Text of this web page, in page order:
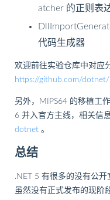
atcher 的正则表
代码生成器
欢迎前往实验仓库中对应
https://github.com/
另外，MIPS64 的移植工
6 并入官方主线，相关信
dotnet 。
总结
.NET 5 有很多的没有公开
虽然没有正式发布的现阶